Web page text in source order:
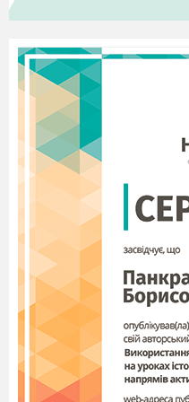
переходять вулицю
середовище. У
правил ми повинні
це приводить, якою є
відповідальність за
нас.
Д. МАЛІ ГРУПИ
Уявіть ситуацію:
класник Валентин
у нього дорогу до
сказав, що він
йому по дорозі. Вони
поскаржився
заважають всілякі
до школи, не
прибирати за
дня тощо. Дідусь
чарівник, йому дуже
готовий зробити